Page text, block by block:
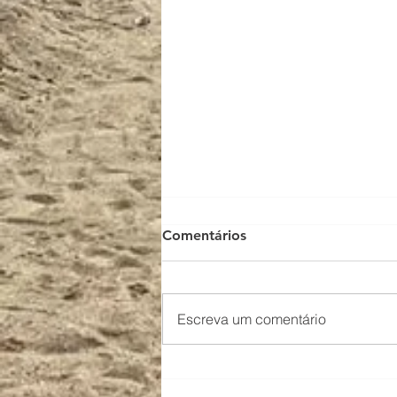
Comentários
Escreva um comentário